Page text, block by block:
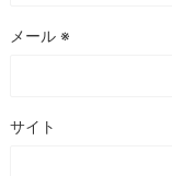
メール ※
サイト